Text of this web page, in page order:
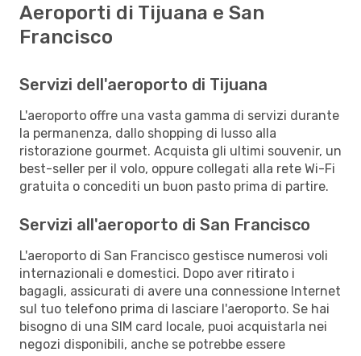
Aeroporti di Tijuana e San
Francisco
Servizi dell'aeroporto di Tijuana
L'aeroporto offre una vasta gamma di servizi durante
la permanenza, dallo shopping di lusso alla
ristorazione gourmet. Acquista gli ultimi souvenir, un
best-seller per il volo, oppure collegati alla rete Wi-Fi
gratuita o concediti un buon pasto prima di partire.
Servizi all'aeroporto di San Francisco
L'aeroporto di San Francisco gestisce numerosi voli
internazionali e domestici. Dopo aver ritirato i
bagagli, assicurati di avere una connessione Internet
sul tuo telefono prima di lasciare l'aeroporto. Se hai
bisogno di una SIM card locale, puoi acquistarla nei
negozi disponibili, anche se potrebbe essere